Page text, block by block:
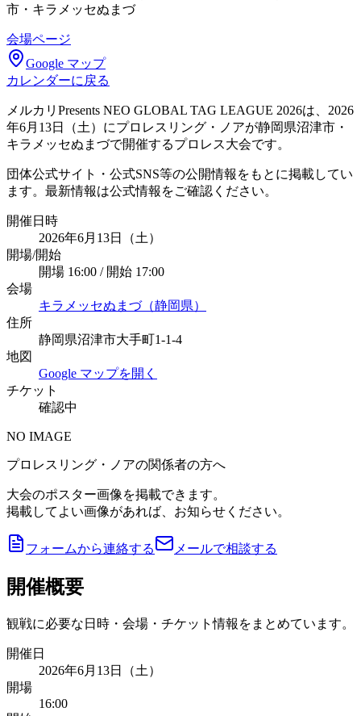
市・キラメッセぬまづ
会場ページ
Google マップ
カレンダーに戻る
メルカリPresents NEO GLOBAL TAG LEAGUE 2026は、2026
年6月13日（土）にプロレスリング・ノアが静岡県沼津市・
キラメッセぬまづで開催するプロレス大会です。
団体公式サイト・公式SNS等の公開情報をもとに掲載してい
ます。最新情報は公式情報をご確認ください。
開催日時
2026年6月13日（土）
開場/開始
開場 16:00 / 開始 17:00
会場
キラメッセぬまづ（静岡県）
住所
静岡県沼津市大手町1-1-4
地図
Google マップを開く
チケット
確認中
NO IMAGE
プロレスリング・ノアの関係者の方へ
大会のポスター画像を掲載できます。
掲載してよい画像があれば、お知らせください。
フォームから連絡する メールで相談する
開催概要
観戦に必要な日時・会場・チケット情報をまとめています。
開催日
2026年6月13日（土）
開場
16:00